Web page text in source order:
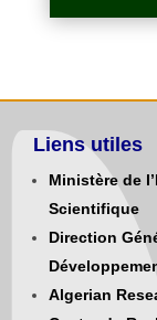
Liens utiles
Ministère de
Scientifique
Direction
Algerian